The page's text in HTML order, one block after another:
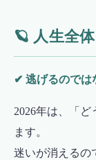
🪐 人生全体
✔ 逃げるのでは
2026年は、「
ます。
迷いが消えるの